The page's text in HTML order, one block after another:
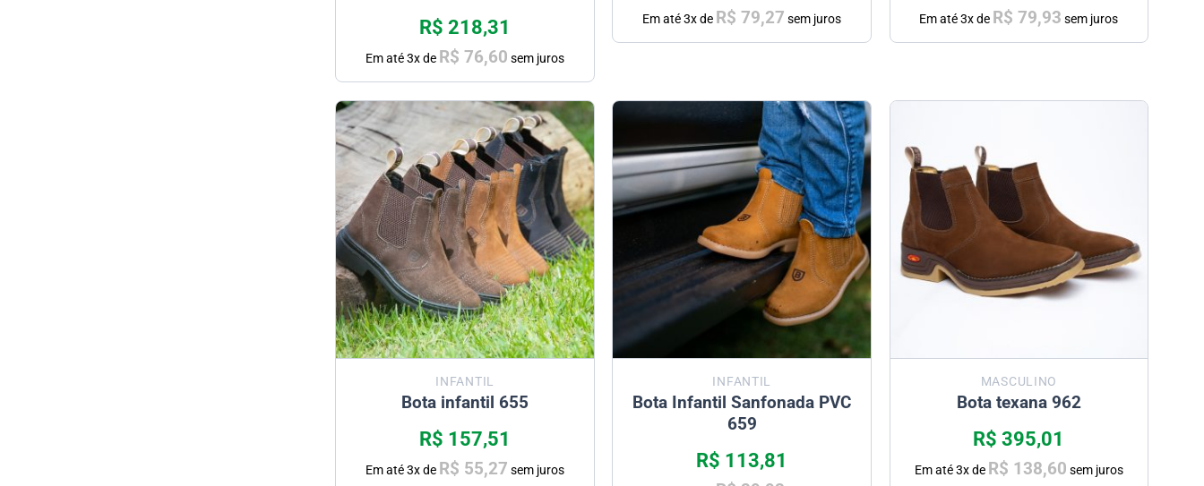
5.00de 5
R$ 218,31
Em até3x de R$ 76,60 sem juros
Em até3x de R$ 79,27 sem juros Em até3x de R$ 79,93 sem juros
INFANTIL
Bota infantil 655
R$ 157,51
Em até3x de R$ 55,27 sem juros
INFANTIL
Bota Infantil Sanfonada PVC
659
R$ 113,81
MASCULINO
Bota texana 962
R$ 395,01
Em até3x de R$ 138,60 sem juros